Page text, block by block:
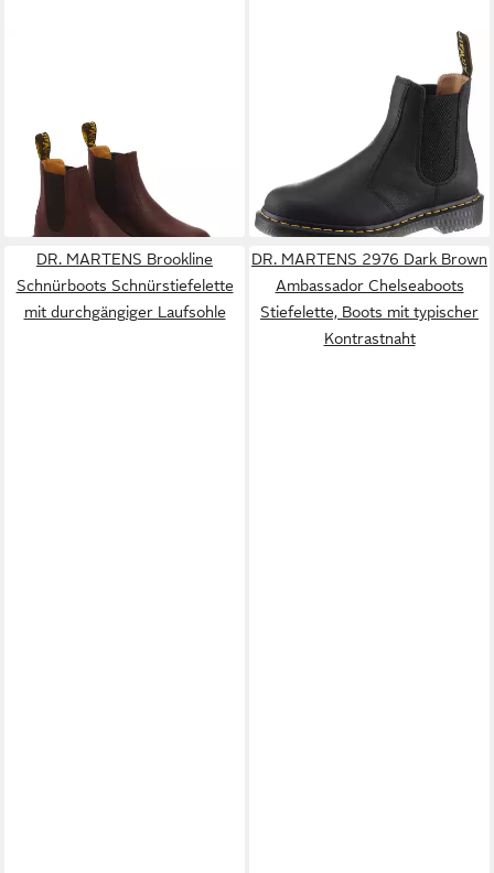
AMBASSADOR schmale Form
Chelseaboots Schlupfstiefel,
Stiefelette mit Stretch-
Einsätzen in schmaler Form
200,00 €
DR. MARTENS Brookline
Schnürboots Schnürstiefelette
mit durchgängiger Laufsohle
DR. MARTENS 2976 Dark Brown
Ambassador Chelseaboots
Stiefelette, Boots mit typischer
Kontrastnaht